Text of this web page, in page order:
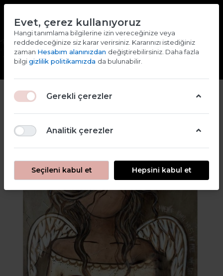
Giriş yap Kaydol
Evet, çerez kullanıyoruz
Hangi tanımlama bilgilerine izin vereceğinize veya
reddedeceğinize siz karar verirsiniz. Kararınızı istediğiniz
zaman Hesabım alanınızdan değiştirebilirsiniz. Daha fazla
bilgigizlilik politikamızda da bulunabilir.
Gerekli çerezler
Analitik çerezler
Seçileni kabul et Hepsini kabul et